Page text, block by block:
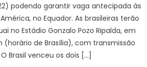
podendo garantir vaga antecipada às
no Equador. As brasileiras terão
no Estádio Gonzalo Pozo Ripalda, em
(horário de Brasília), com transmissão
Brasil venceu os dois […]